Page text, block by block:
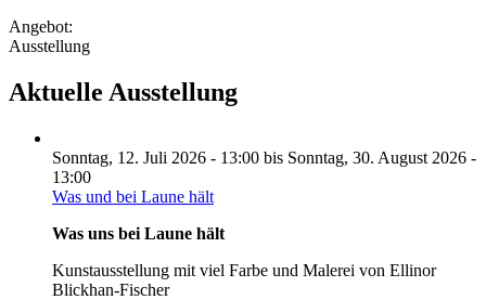
Angebot:
Ausstellung
Aktuelle Ausstellung
Sonntag, 12. Juli 2026 - 13:00 bis Sonntag, 30. August 2026 -
13:00
Was und bei Laune hält
Was uns bei Laune hält
Kunstausstellung mit viel Farbe und Malerei von Ellinor
Blickhan-Fischer